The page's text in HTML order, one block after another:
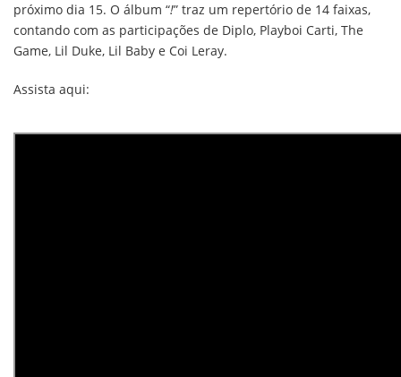
próximo dia 15. O álbum “!” traz um repertório de 14 faixas,
contando com as participações de Diplo, Playboi Carti, The
Game, Lil Duke, Lil Baby e Coi Leray.
Assista aqui: